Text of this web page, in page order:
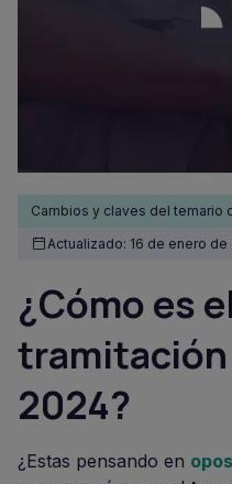
Cambios y claves del temario
Actualizado: 16 de enero de
¿Cómo es
2024?
¿Estas pensando en